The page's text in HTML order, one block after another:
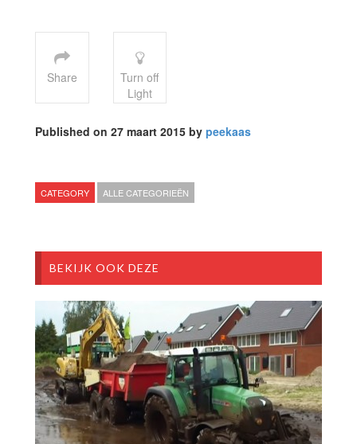
Share
Turn off
Light
Published on 27 maart 2015 by peekaas
CATEGORY ALLE CATEGORIEËN
BEKIJK OOK DEZE